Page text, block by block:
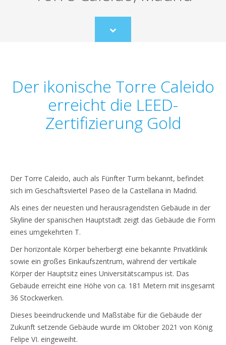
Scroll
to
Der ikonische Torre Caleido
erreicht die LEED-
Zertifizierung Gold
Der Torre Caleido, auch als Fünfter Turm bekannt, befindet
sich im Geschäftsviertel Paseo de la Castellana in Madrid.
Als eines der neuesten und herausragendsten Gebäude in der
Skyline der spanischen Hauptstadt zeigt das Gebäude die Form
eines umgekehrten T.
Der horizontale Körper beherbergt eine bekannte Privatklinik
sowie ein großes Einkaufszentrum, während der vertikale
Körper der Hauptsitz eines Universitätscampus ist. Das
Gebäude erreicht eine Höhe von ca. 181 Metern mit insgesamt
36 Stockwerken.
Dieses beeindruckende und Maßstäbe für die Gebäude der
Zukunft setzende Gebäude wurde im Oktober 2021 von König
Felipe VI. eingeweiht.